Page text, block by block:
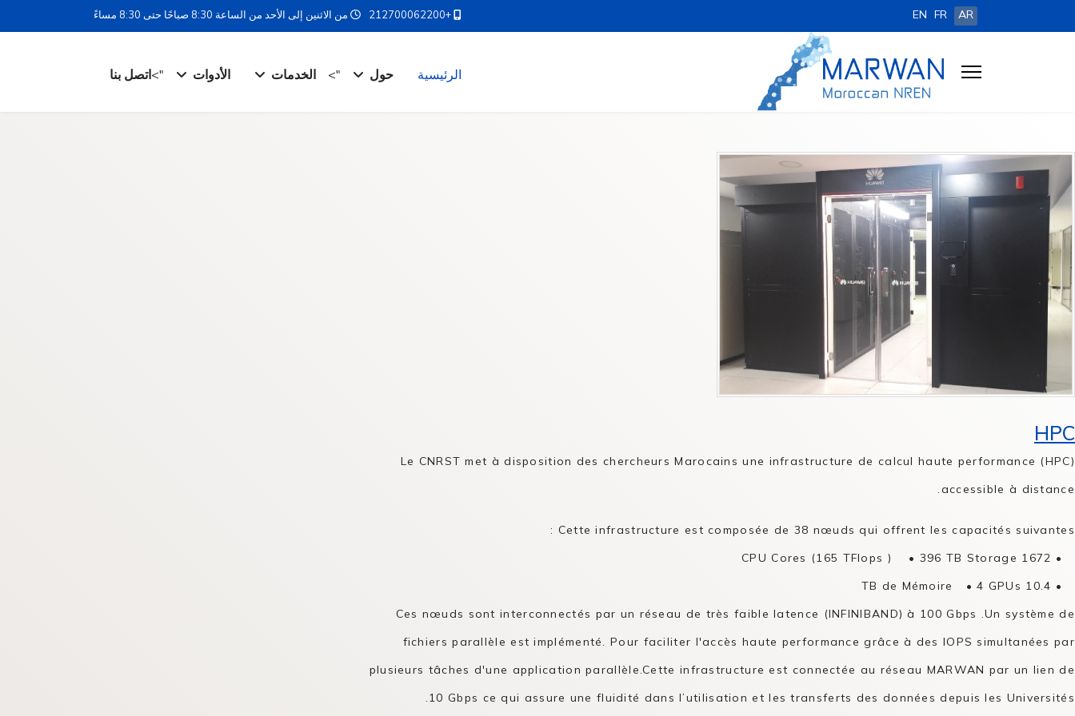
AR
FR
EN
+212700062200 من الاثنين إلى الأحد من الساعة 8:30 صباحًا حتى 8:30 مساءً
الرئيسية حول "> الخدمات الأدوات ">اتصل بنا
HPC
Le CNRST met à disposition des chercheurs Marocains une infrastructure de calcul haute performance (HPC)
accessible à distance.
Cette infrastructure est composée de 38 nœuds qui offrent les capacités suivantes :
• 1672 CPU Cores (165 TFlops ) • 396 TB Storage
• 10.4 TB de Mémoire • 4 GPUs
Ces nœuds sont interconnectés par un réseau de très faible latence (INFINIBAND) à 100 Gbps .Un système de
fichiers parallèle est implémenté. Pour faciliter l'accès haute performance grâce à des IOPS simultanées par
plusieurs tâches d'une application parallèle.Cette infrastructure est connectée au réseau MARWAN par un lien de
10 Gbps ce qui assure une fluidité dans l’utilisation et les transferts des données depuis les Universités.